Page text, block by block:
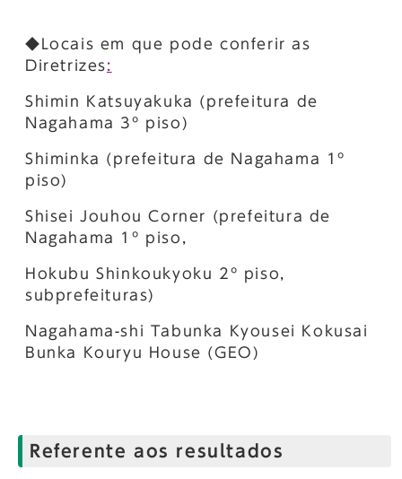
◆Locais em que pode conferir as
Diretrizes:
Shimin Katsuyakuka (prefeitura de
Nagahama 3º piso)
Shiminka (prefeitura de Nagahama 1º
piso)
Shisei Jouhou Corner (prefeitura de
Nagahama 1º piso,
Hokubu Shinkoukyoku 2º piso,
subprefeituras)
Nagahama-shi Tabunka Kyousei Kokusai
Bunka Kouryu House (GEO)
Referente aos resultados